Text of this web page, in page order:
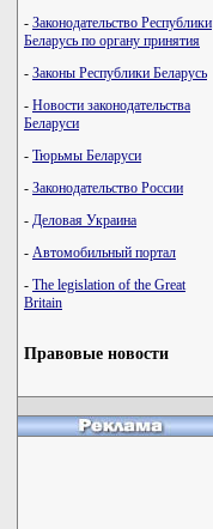
- Законодательство Республики
Беларусь по органу принятия
- Законы Республики Беларусь
- Новости законодательства
Беларуси
- Тюрьмы Беларуси
- Законодательство России
- Деловая Украина
- Автомобильный портал
- The legislation of the Great
Britain
Правовые новости